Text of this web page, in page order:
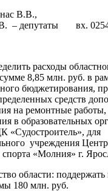
В.В.,
– депутаты
вх.
расходы
8,85 млн. руб. в
бюджетирования,
средств
на ремонтные
в образовательных
«Судостроитель», для
учреждения
«Молния» г.
области: поддержать
180 млн. руб.